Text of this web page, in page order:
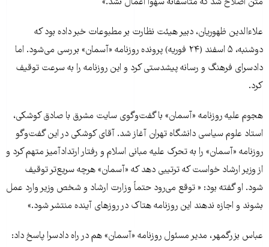
علاءالدین ظهوریان، دبیر هیئت نظارت بر مطبوعات خبر داده بود که
دوشنبه، ۵ اسفند (۲۴ فوریه) پرونده روزنامه «آسمان» بررسی می‌شود. اما
دادسرای فرهنگ و رسانه پیشدستی کرد و این روزنامه را به سرعت توقیف
کرد.
هجوم علیه روزنامه «آسمان» با گفت‌و‌گوی سایت مشرق با صادق کوشکی،
استاد علوم سیاسی دانشگاه تهران آغاز شد. آقای کوشکی در این گفت‌و‌گو
روزنامه «آسمان» را به تحرک علیه مبانی اسلام و رفتار ارتدادآمیز متهم کرد و
از وزیر ارشاد خواست که ترتیبی دهد که «آسمان» هرچه سریع‌تر توقیف
شود. او گفته بود: « توقع می‌رود حتماً وزارت ارشاد و شخص وزیر وارد عمل
بشوند و اجازه ندهند این روزنامه‌ هتاک در روزهای آینده منتشر شود.»
عباس بزرگمهر، مدیر مسئول روزنامه «آسمان» هم در راه دادسرا پاسخ داد: